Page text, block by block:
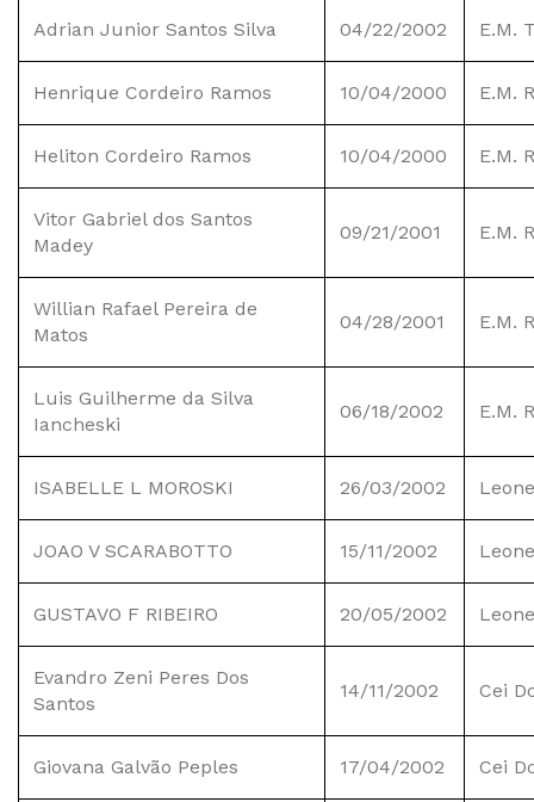
Adrian Junior Santos Silva 04/22/2002 E.M.
Henrique Cordeiro Ramos 10/04/2000 E.M.
Heliton Cordeiro Ramos 10/04/2000 E.M.
Vitor Gabriel dos Santos
Madey
09/21/2001 E.M.
Willian Rafael Pereira de
Matos
04/28/2001 E.M.
Luis Guilherme da Silva
Iancheski
06/18/2002 E.M.
ISABELLE L MOROSKI 26/03/2002
JOAO V SCARABOTTO 15/11/2002
GUSTAVO F RIBEIRO 20/05/2002
Evandro Zeni Peres Dos
Santos
14/11/2002 Cei
Giovana Galvão Peples 17/04/2002 Cei